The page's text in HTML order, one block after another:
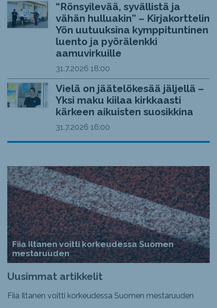
“Rönsyilevää, syvällistä ja
vähän hulluakin” – Kirjakorttelin
Yön uutuuksina kymppituntinen
luento ja pyörälenkki
aamuvirkuille
31.7.2026 18:00
Vielä on jäätelökesää jäljellä –
Yksi maku kiilaa kirkkaasti
kärkeen aikuisten suosikkina
31.7.2026 16:00
Fiia Iltanen voitti korkeudessa Suomen
mestaruuden
Uusimmat artikkelit
Fiia Iltanen voitti korkeudessa Suomen mestaruuden